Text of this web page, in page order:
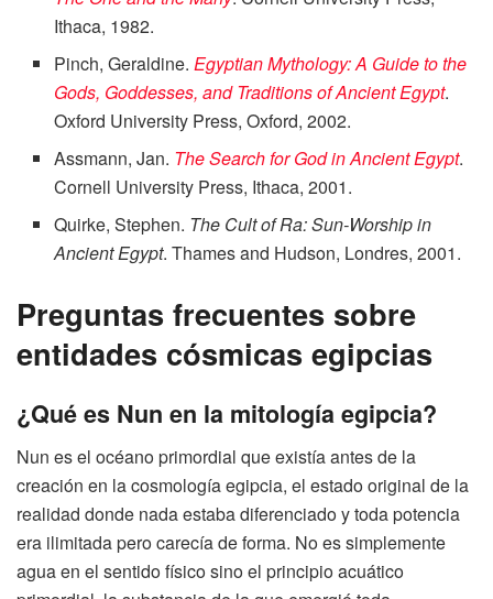
Ithaca, 1982.
Pinch, Geraldine.Egyptian Mythology: A Guide to the
Gods, Goddesses, and Traditions of Ancient Egypt.
Oxford University Press, Oxford, 2002.
Assmann, Jan. The Search for God in Ancient Egypt.
Cornell University Press, Ithaca, 2001.
Quirke, Stephen. The Cult of Ra: Sun-Worship in
Ancient Egypt. Thames and Hudson, Londres, 2001.
Preguntas frecuentes sobre
entidades cósmicas egipcias
¿Qué es Nun en la mitología egipcia?
Nun es el océano primordial que existía antes de la
creación en la cosmología egipcia, el estado original de la
realidad donde nada estaba diferenciado y toda potencia
era ilimitada pero carecía de forma. No es simplemente
agua en el sentido físico sino el principio acuático